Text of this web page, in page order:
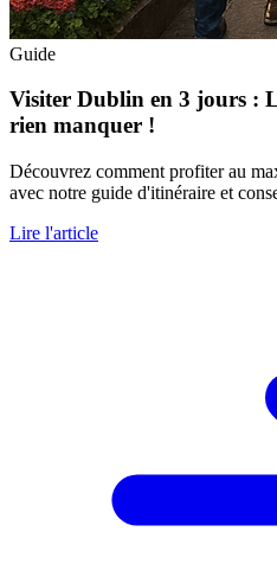
Guide
Visiter Dublin en 3 jours :
rien manquer !
Découvrez comment profiter au
avec notre guide d'itinéraire et
Lire l'article